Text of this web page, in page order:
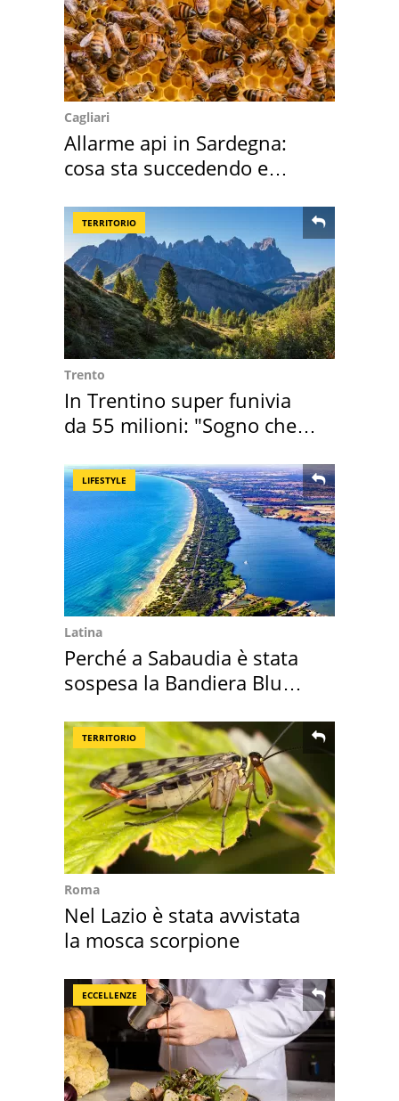
Cagliari
Allarme api in Sardegna:
cosa sta succedendo e
TERRITORIO
Trento
In Trentino super funivia
da 55 milioni: "Sogno che si
LIFESTYLE
Latina
Perché a Sabaudia è stata
sospesa la Bandiera Blu
TERRITORIO
Roma
Nel Lazio è stata avvistata
la mosca scorpione
ECCELLENZE